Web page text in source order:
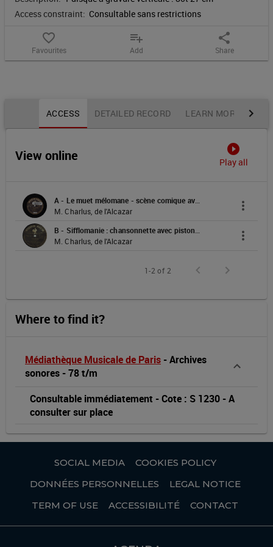
Access constraint: Consultable sans restrictions
favorite_border
Favourites
playlist_add
Add
share
Share
Notice content
ACCESS DETAILED RECORD LEARN MORE
View online play_circle_filled
Play all
A - Le muet mélomane - scène comique avec piston (Gerny)
M. Charlus, de l'Alcazar
more_vert
B - Sifflomanie : chansonnette avec piston (Spencer)
M. Charlus, de l'Alcazar
more_vert
1-2 of 2
Where to find it?
Médiathèque Musicale de Paris -Archives
sonores -78 t/m
Consultable immédiatement -Cote : S 1230 -A
consulter sur place
SOCIAL MEDIA
COOKIES POLICY
DONNÉES PERSONNELLES
LEGAL NOTICE
TERM OF USE
ACCESSIBILITÉ CONTACT